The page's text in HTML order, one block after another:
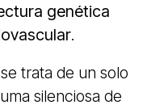
genética
.
trata de un solo
silenciosa de